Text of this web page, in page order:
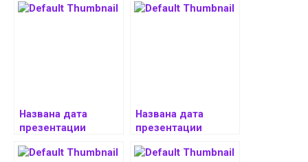
Названа дата
презентации
серии Infinix Note 50
Названа дата
презентации
флагмана OnePlus